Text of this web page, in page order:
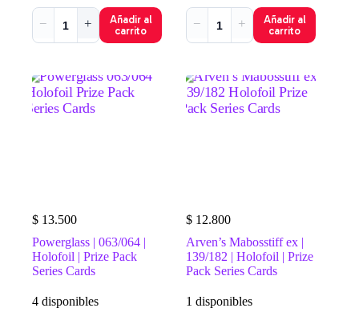
− +
Añadir al
carrito
− +
Añadir al
carrito
$ 13.500
Powerglass | 063/064 |
Holofoil | Prize Pack
Series Cards
4 disponibles
$ 12.800
Arven’s Mabosstiff ex |
139/182 | Holofoil | Prize
Pack Series Cards
1 disponibles